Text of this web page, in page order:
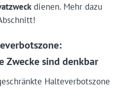
dienen. Mehr dazu
Zwecke sind denkbar
Halteverbotszone